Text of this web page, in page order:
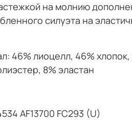
на молнию
силуэта на
46% лиоцелл, 46% хлопок,
8% эластан
AF13700 FC293 (U)